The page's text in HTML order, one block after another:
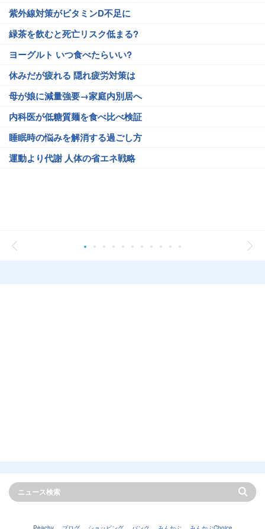
紫外線対策がビタミンD不足に
緑茶を飲むと死亡リスク低まる?
ヨーグルト いつ食べたらいい?
休みだが疲れる 隠れ疲労対策は
母が娘に減量強要→家庭内別居へ
内科医が低糖質麺を食べ比べ検証
睡眠時の悩みを解消する過ごし方
運動より代謝 人体の省エネ戦略